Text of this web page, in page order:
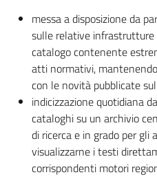
messa a disposizione da
sulle relative
catalogo contenente
atti normativi,
con le novità pubblicate
indicizzazione quotidiana
cataloghi su un archivio
di ricerca e in grado per
visualizzarne i testi
corrispondenti motori